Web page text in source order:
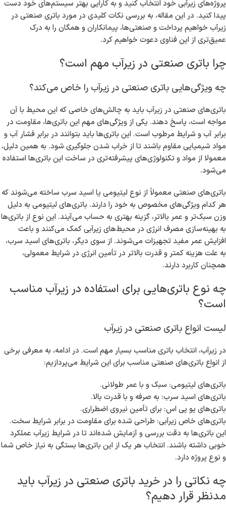
پروژه‌های زیرآبی خود انتخاب کنید و به کارایی بهتر سیستم‌های خود دست
پیدا کنید. در این مقاله، به بررسی نکات کلیدی در مورد باتری صنعتی در
زیرآب خواهیم پرداخت و صنعتی‌ها، پیمانکاران و همگان را به درک
عمیق‌تری از این فناوی دعوت خواهیم کرد.
چرا باتری صنعتی در زیرآب مهم است؟
چه ویژگی‌هایی باتری صنعتی در زیرآب را خاص می‌کند؟
باتری‌های صنعتی در زیرآب باید به چالش‌های خاصی که این محیط با آن
مواجه است، پاسخ دهند. یکی از ویژگی‌های مهم این باتری‌ها، مقاومت در
برابر آب و شرایط مرطوب است. این باتری‌ها باید بتوانند در برابر فشار آب و
مواد شیمیایی مقاوم باشند تا از خراب شدن جلوگیری شود. به همین دلیل،
معمولا از مواد و تکنولوژی‌های پیشرفته‌تری در ساخت این باتری‌ها استفاده
می‌شود.
باتری‌های صنعتی معمولاً از نوع لیتیومی یا اسید سرب ساخته می‌شوند که
هر کدام ویژگی‌های مخصوص به خود را دارند. باتری‌های لیتیومی به دلیل
وزن سبک‌تر و عمر بالاتر، گزینه بهتری به حساب می‌آیند. این نوع از باتری‌ها
به بهینه‌سازی مصرف انرژی در محیط‌های زیرآبی کمک می‌کنند و باعث
افزایش عمر مفید تجهیزات می‌شوند. از سوی دیگر، باتری‌های اسید سرب،
به علت هزینه کمتر و قدرت بالاتر در تأمین انرژی در شرایط معمولی،
همچنان کاربرد دارند.
چه نوع باتری‌هایی برای استفاده در زیرآب مناسب
است؟
لیست انواع باتری صنعتی در زیرآب
در زیرآب، انتخاب باتری مناسب بسیار مهم است. در ادامه، به معرفی برخی
از انواع باتری‌های صنعتی مناسب برای این شرایط می‌پردازیم:
باتری‌های لیتیومی: سبک و با عمر طولانی.
باتری‌های اسید سرب: به صرفه و با قدرت بالا.
باتری‌های یو پی اس: برای تأمین نیروی اضطراری.
باتری‌های خاص زیرآبی: طراحی شده برای مقاومت در برابر شرایط سخت.
این باتری‌ها به دقت بررسی و آزمایش شده‌اند تا در شرایط زیرآب عملکرد
خوبی داشته باشند. انتخاب هر یک از این باتری‌ها بستگی به نیاز خاص شما
و نوع پروژه دارد.
چه نکاتی را در خرید باتری صنعتی در زیرآب باید
مدنظر قرار دهیم؟